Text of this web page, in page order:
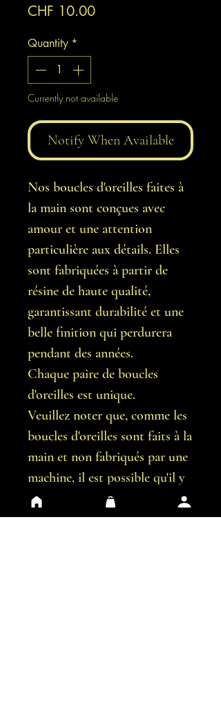
CHF 10.00Price
Quantity *
Currently not available
Notify When Available
Nos boucles d'oreilles faites à
la main sont conçues avec
amour et une attention
particulière aux détails. Elles
sont fabriquées à partir de
résine de haute qualité,
garantissant durabilité et une
belle finition qui perdurera
pendant des années.
Chaque paire de boucles
d'oreilles est unique.
Veuillez noter que, comme les
boucles d'oreilles sont faits à la
main et non fabriqués par une
machine, il est possible qu'il y
ait de légères imperfections.
Vous recevrez exactement les